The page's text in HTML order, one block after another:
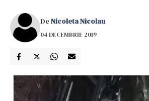
DeNicoleta Nicolau
04 DECEMBRIE 2019